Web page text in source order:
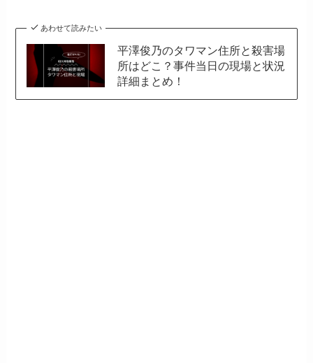
あわせて読みたい
平澤俊乃のタワマン住所と殺害場
所はどこ？事件当日の現場と状況
詳細まとめ！